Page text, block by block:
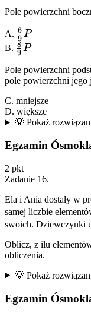
Pole powierzchni
A. \frac{6}
{9}P
9
6P
B. \frac{8}
9
8P
Pole powierzchni
pole powierzchni jego
C. mniejsze
D. większe
💡 Pokaż
Egzamin
2 pkt
Zadanie 16.
Ela i Ania dostały w
samej liczbie
swoich. Dziewczynki
Oblicz, z ilu
obliczenia.
💡 Pokaż
Egzamin